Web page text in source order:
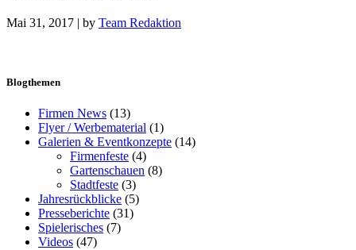
Mai 31, 2017 | by Team Redaktion
Blogthemen
Firmen News (13)
Flyer / Werbematerial (1)
Galerien & Eventkonzepte (14)
Firmenfeste (4)
Gartenschauen (8)
Stadtfeste (3)
Jahresrückblicke (5)
Presseberichte (31)
Spielerisches (7)
Videos (47)